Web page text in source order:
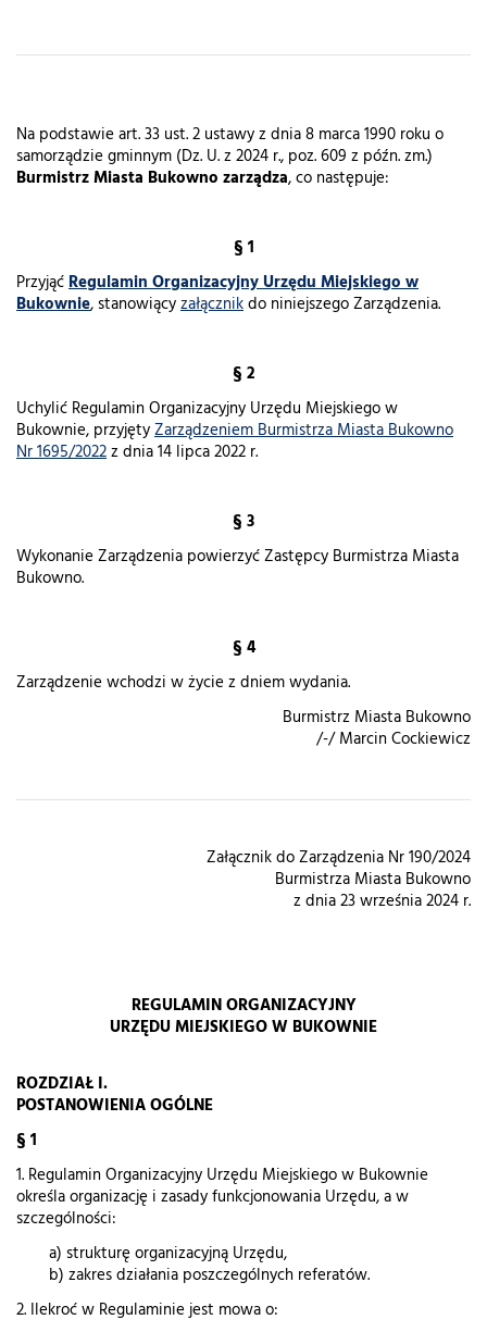
Na podstawie art. 33 ust. 2 ustawy z dnia 8 marca 1990 roku o
samorządzie gminnym (Dz. U. z 2024 r., poz. 609 z późn. zm.)
Burmistrz Miasta Bukowno zarządza, co następuje:
§ 1
PrzyjąćRegulamin Organizacyjny Urzędu Miejskiego w
Bukownie, stanowiącyzałącznikdo niniejszego Zarządzenia.
§ 2
Uchylić Regulamin Organizacyjny Urzędu Miejskiego w
Bukownie, przyjętyZarządzeniem Burmistrza Miasta Bukowno
Nr 1695/2022z dnia 14 lipca 2022 r.
§ 3
Wykonanie Zarządzenia powierzyć Zastępcy Burmistrza Miasta
Bukowno.
§ 4
Zarządzenie wchodzi w życie z dniem wydania.
Burmistrz Miasta Bukowno
/-/ Marcin Cockiewicz
Załącznik do Zarządzenia Nr 190/2024
Burmistrza Miasta Bukowno
z dnia 23 września 2024 r.
REGULAMIN ORGANIZACYJNY
URZĘDU MIEJSKIEGO W BUKOWNIE
ROZDZIAŁ I.
POSTANOWIENIA OGÓLNE
§ 1
1. Regulamin Organizacyjny Urzędu Miejskiego w Bukownie
określa organizację i zasady funkcjonowania Urzędu, a w
szczególności:
a) strukturę organizacyjną Urzędu,
b) zakres działania poszczególnych referatów.
2. Ilekroć w Regulaminie jest mowa o: